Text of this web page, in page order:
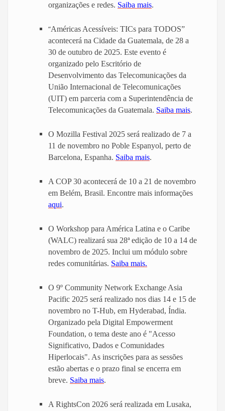
organizações e redes. Saiba mais.
“Américas Acessíveis: TICs para TODOS”
acontecerá na Cidade da Guatemala, de 28 a
30 de outubro de 2025. Este evento é
organizado pelo Escritório de
Desenvolvimento das Telecomunicações da
União Internacional de Telecomunicações
(UIT) em parceria com a Superintendência de
Telecomunicações da Guatemala. Saiba mais.
O Mozilla Festival 2025 será realizado de 7 a
11 de novembro no Poble Espanyol, perto de
Barcelona, ​​Espanha. Saiba mais.
A COP 30 acontecerá de 10 a 21 de novembro
em Belém, Brasil. Encontre mais informações
aqui.
O Workshop para América Latina e o Caribe
(WALC) realizará sua 28ª edição de 10 a 14 de
novembro de 2025. Inclui um módulo sobre
redes comunitárias. Saiba mais.
O 9º Community Network Exchange Asia
Pacific 2025 será realizado nos dias 14 e 15 de
novembro no T-Hub, em Hyderabad, Índia.
Organizado pela Digital Empowerment
Foundation, o tema deste ano é "Acesso
Significativo, Dados e Comunidades
Hiperlocais". As inscrições para as sessões
estão abertas e o prazo final se encerra em
breve. Saiba mais.
A RightsCon 2026 será realizada em Lusaka,